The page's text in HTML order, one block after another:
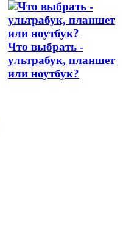
Что выбрать -
ультрабук, планшет
или ноутбук?